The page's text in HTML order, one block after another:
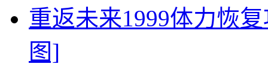
重返未来1999体力恢
图]